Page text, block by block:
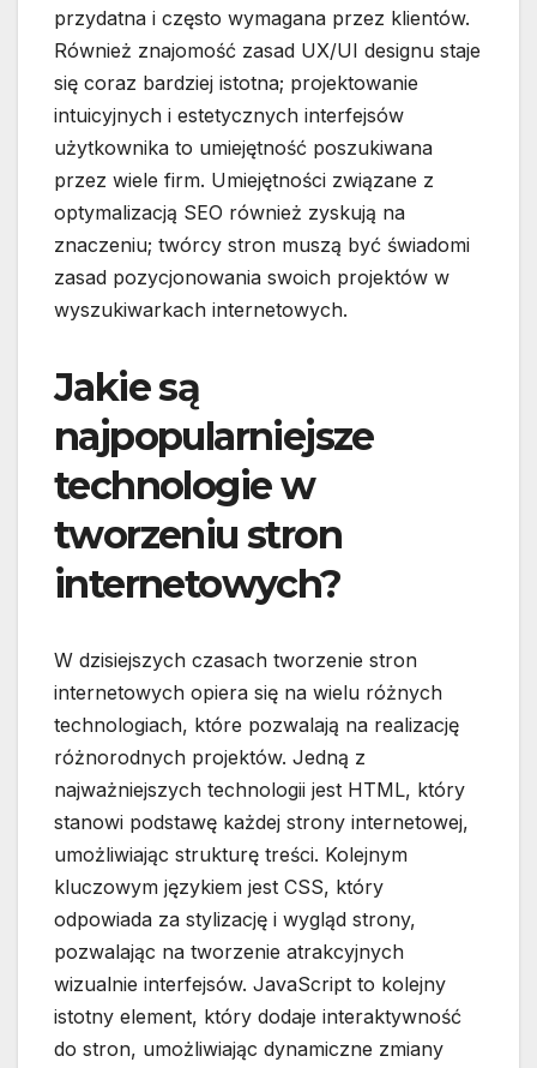
przydatna i często wymagana przez klientów.
Również znajomość zasad UX/UI designu staje
się coraz bardziej istotna; projektowanie
intuicyjnych i estetycznych interfejsów
użytkownika to umiejętność poszukiwana
przez wiele firm. Umiejętności związane z
optymalizacją SEO również zyskują na
znaczeniu; twórcy stron muszą być świadomi
zasad pozycjonowania swoich projektów w
wyszukiwarkach internetowych.
Jakie są
najpopularniejsze
technologie w
tworzeniu stron
internetowych?
W dzisiejszych czasach tworzenie stron
internetowych opiera się na wielu różnych
technologiach, które pozwalają na realizację
różnorodnych projektów. Jedną z
najważniejszych technologii jest HTML, który
stanowi podstawę każdej strony internetowej,
umożliwiając strukturę treści. Kolejnym
kluczowym językiem jest CSS, który
odpowiada za stylizację i wygląd strony,
pozwalając na tworzenie atrakcyjnych
wizualnie interfejsów. JavaScript to kolejny
istotny element, który dodaje interaktywność
do stron, umożliwiając dynamiczne zmiany